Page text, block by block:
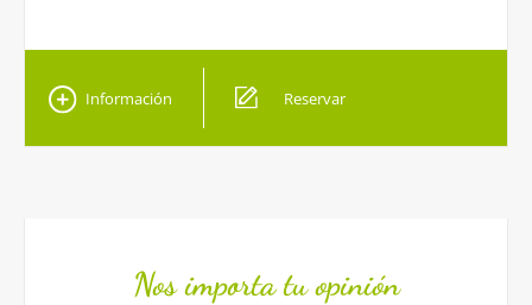
Información Reservar
Nos importa tu opinión